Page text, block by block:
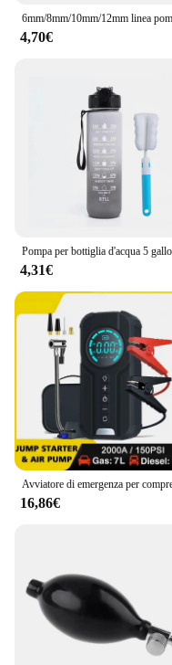
4,70€
4,31€
16,86€